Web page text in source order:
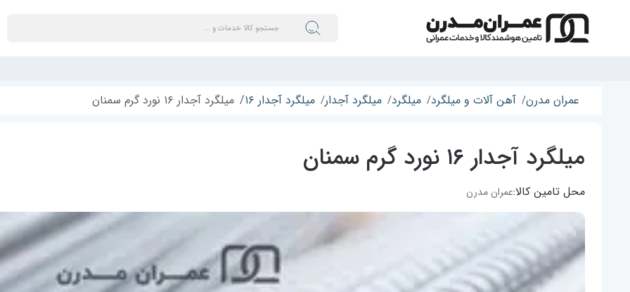
عمران مدرن آهن آلات و میلگرد میلگرد میلگرد آجدار میلگرد آجدار ۱۶ میلگرد آجدار ۱۶ نورد گرم سمنان
میلگرد آجدار ۱۶ نورد گرم سمنان
محل تامین کالا:عمران مدرن